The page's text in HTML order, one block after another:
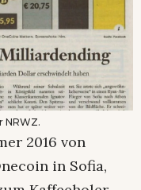
NRWZ.
2016 von
in Sofia,